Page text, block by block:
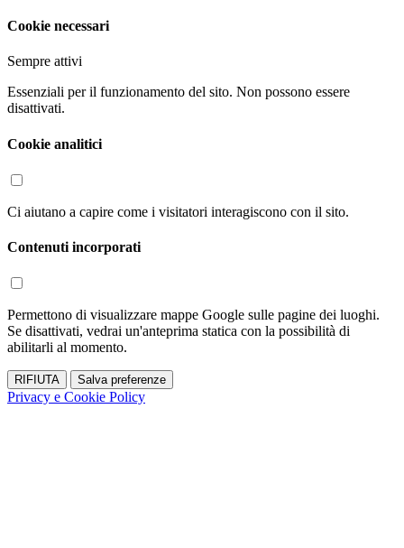
Cookie necessari
Sempre attivi
Essenziali per il funzionamento del sito. Non possono essere
disattivati.
Cookie analitici
Ci aiutano a capire come i visitatori interagiscono con il sito.
Contenuti incorporati
Permettono di visualizzare mappe Google sulle pagine dei luoghi.
Se disattivati, vedrai un'anteprima statica con la possibilità di
abilitarli al momento.
RIFIUTA Salva preferenze
Privacy e Cookie Policy